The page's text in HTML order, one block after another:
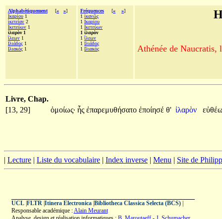
Alphabétiquement [« »]
Ικαρίου 1
ἱκετείαν 2
Ικετεύων 1
ἱλαρὸν 1
ἵλεων 1
Ιλιάδος 1
Ιλιακὸς 1
Fréquences [« »]
1 ἱκανῶς
1 Ικαρίου
1 Ικετεύων
1 ἱλαρὸν
1 ἵλεων
1 Ιλιάδος
1 Ιλιακὸς Athénée de Naucratis,
Livre, Chap.
[13, 29]
ὁμοίως· ἧς ἐπαρεμυθήσατο ἐποίησέ θ' ἱλαρὸν
| Lecture | Liste du vocabulaire | Index inverse | Menu | Site de
UCL| FLTR| Itinera Electronica| Bibliotheca Classica Selecta (BCS)|
Responsable académique :Alain Meurant